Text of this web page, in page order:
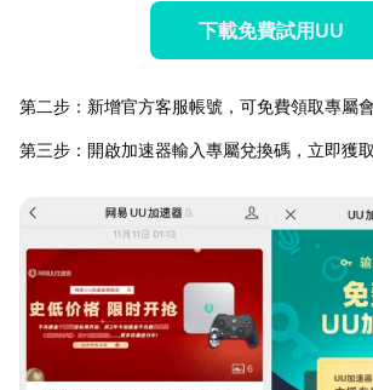
下載免費試用UU
第二步：新增官方客服帳號，可免費領取專屬
第三步：開啟加速器輸入專屬兌換碼，立即獲